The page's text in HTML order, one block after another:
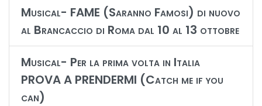
Musical- FAME (Saranno Famosi) di nuovo
al Brancaccio di Roma dal 10 al 13 ottobre
Musical- Per la prima volta in Italia
PROVA A PRENDERMI (Catch me if you
can)